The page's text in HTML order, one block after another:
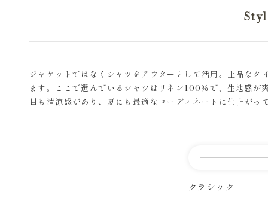
ジャケットではなくシャツをアウターとして活用。上品な
ます。ここで選んでいるシャツはリネン100％で、生地感
目も清涼感があり、夏にも最適なコーディネートに仕上がっ
クラシック